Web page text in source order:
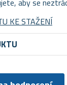
aby se
KE STAŽENÍ